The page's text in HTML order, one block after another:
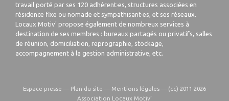
travail porté par ses 120 adhérent·es, structures associées en
résidence fixe ou nomade et sympathisant·es, et ses réseaux.
Locaux Motiv' propose également de nombreux services à
destination de ses membres : bureaux partagés ou privatifs, salles
de réunion, domiciliation, reprographie, stockage,
accompagnement à la gestion administrative, etc.
Espace presse — Plan du site — Mentions légales — (cc) 2011-2026
Association Locaux Motiv’